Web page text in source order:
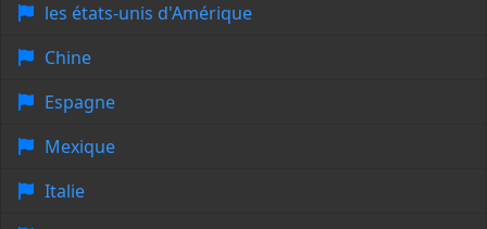
les états-unis d'Amérique
Chine
Espagne
Mexique
Italie